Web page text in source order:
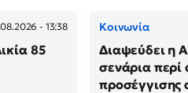
- 13:38
85
Κοινωνία
Διαψεύδει η
σενάρια περί
προσέγγισης